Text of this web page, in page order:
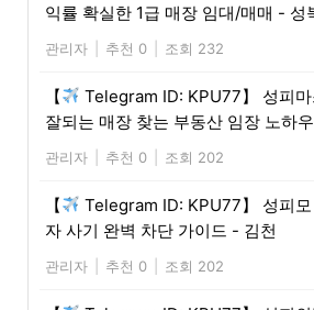
익률 확실한 1급 매장 임대/매매 - 성
관리자 추천 0 조회 232
【
Telegram ID: KPU77】 성피
잘되는 매장 찾는 부동산 임장 노하
관리자 추천 0 조회 202
【
Telegram ID: KPU77】 성피
자 사기 완벽 차단 가이드 - 김천
관리자 추천 0 조회 202